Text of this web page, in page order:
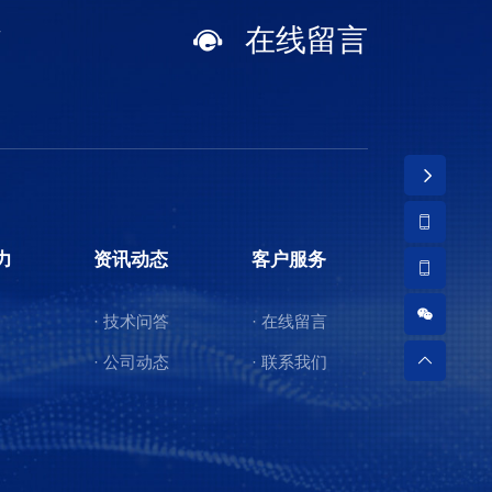
在线留言
资讯动态
· 技术问答
· 公司动态
客户服务
· 在线留言
· 联系我们